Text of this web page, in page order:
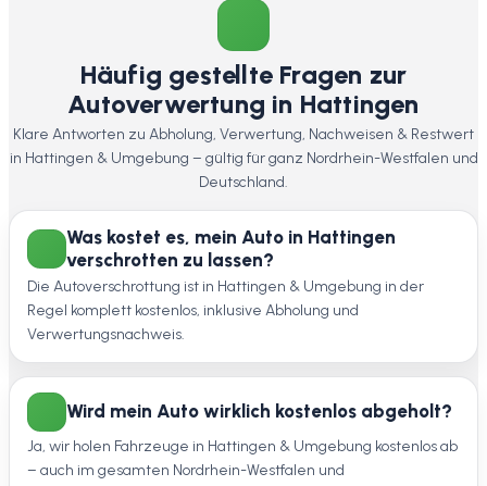
Häufig gestellte Fragen zur
Autoverwertung in Hattingen
Klare Antworten zu Abholung, Verwertung, Nachweisen & Restwert
in Hattingen & Umgebung – gültig für ganz Nordrhein-Westfalen und
Deutschland.
Was kostet es, mein Auto in Hattingen
verschrotten zu lassen?
Die Autoverschrottung ist in Hattingen & Umgebung in der
Regel komplett kostenlos, inklusive Abholung und
Verwertungsnachweis.
Wird mein Auto wirklich kostenlos abgeholt?
Ja, wir holen Fahrzeuge in Hattingen & Umgebung kostenlos ab
– auch im gesamten Nordrhein-Westfalen und